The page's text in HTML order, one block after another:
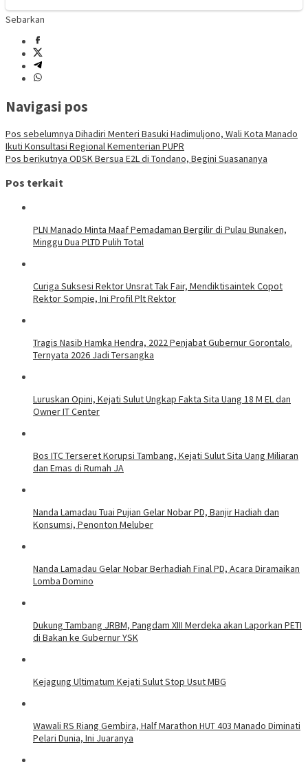
Sebarkan
Navigasi pos
Pos sebelumnya Dihadiri Menteri Basuki Hadimuljono, Wali Kota Manado
Ikuti Konsultasi Regional Kementerian PUPR
Pos berikutnya ODSK Bersua E2L di Tondano, Begini Suasananya
Pos terkait
PLN Manado Minta Maaf Pemadaman Bergilir di Pulau Bunaken,
Minggu Dua PLTD Pulih Total
Curiga Suksesi Rektor Unsrat Tak Fair, Mendiktisaintek Copot
Rektor Sompie, Ini Profil Plt Rektor
Tragis Nasib Hamka Hendra, 2022 Penjabat Gubernur Gorontalo.
Ternyata 2026 Jadi Tersangka
Luruskan Opini, Kejati Sulut Ungkap Fakta Sita Uang 18 M EL dan
Owner IT Center
Bos ITC Terseret Korupsi Tambang, Kejati Sulut Sita Uang Miliaran
dan Emas di Rumah JA
Nanda Lamadau Tuai Pujian Gelar Nobar PD, Banjir Hadiah dan
Konsumsi, Penonton Meluber
Nanda Lamadau Gelar Nobar Berhadiah Final PD, Acara Diramaikan
Lomba Domino
Dukung Tambang JRBM, Pangdam XIII Merdeka akan Laporkan PETI
di Bakan ke Gubernur YSK
Kejagung Ultimatum Kejati Sulut Stop Usut MBG
Wawali RS Riang Gembira, Half Marathon HUT 403 Manado Diminati
Pelari Dunia, Ini Juaranya